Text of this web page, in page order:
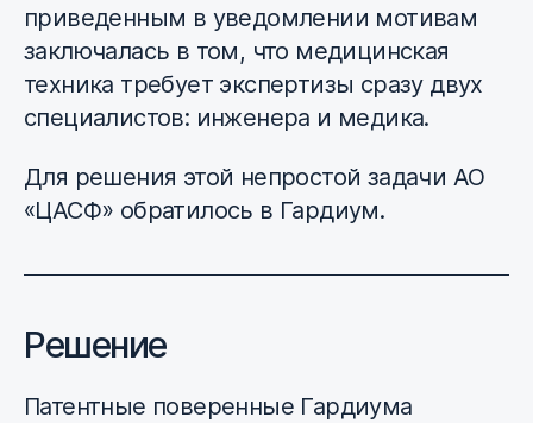
приведенным в уведомлении мотивам
заключалась в том, что медицинская
техника требует экспертизы сразу двух
специалистов: инженера и медика.
Для решения этой непростой задачи АО
«ЦАСФ» обратилось в Гардиум.
Решение
Патентные поверенные Гардиума